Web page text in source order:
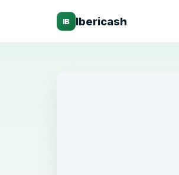
IB Ibericash